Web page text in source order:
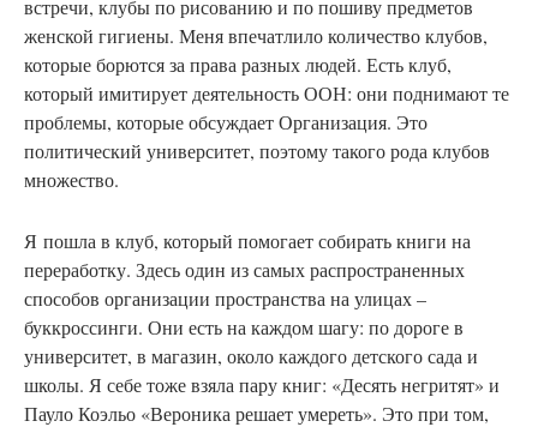
встречи, клубы по рисованию и по пошиву предметов
женской гигиены. Меня впечатлило количество клубов,
которые борются за права разных людей. Есть клуб,
который имитирует деятельность ООН: они поднимают те
проблемы, которые обсуждает Организация. Это
политический университет, поэтому такого рода клубов
множество.
Я пошла в клуб, который помогает собирать книги на
переработку. Здесь один из самых распространенных
способов организации пространства на улицах –
буккроссинги. Они есть на каждом шагу: по дороге в
университет, в магазин, около каждого детского сада и
школы. Я себе тоже взяла пару книг: «Десять негритят» и
Пауло Коэльо «Вероника решает умереть». Это при том,